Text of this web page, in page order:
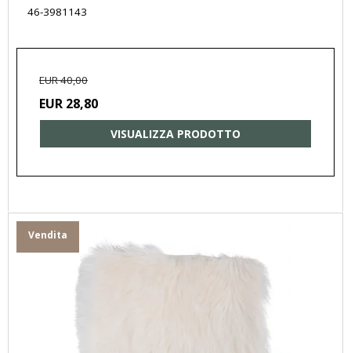
46-3981143
EUR 40,00
EUR 28,80
VISUALIZZA PRODOTTO
Vendita